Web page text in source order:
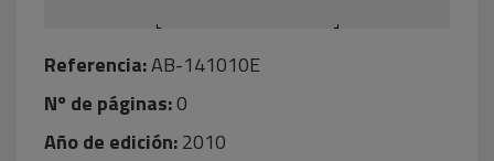
Referencia:AB-141010E
Nº de páginas:0
Año de edición:2010